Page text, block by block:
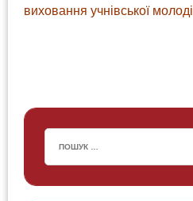
виховання учнівської молоді